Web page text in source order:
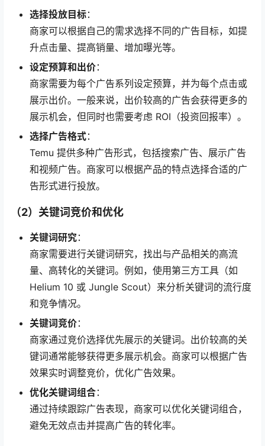
选择投放目标：
商家可以根据自己的需求选择不同的广告目标，如提
升点击量、提高销量、增加曝光等。
设定预算和出价：
商家需要为每个广告系列设定预算，并为每个点击或
展示出价。一般来说，出价较高的广告会获得更多的
展示机会，但同时也需要考虑 ROI（投资回报率）。
选择广告格式：
Temu 提供多种广告形式，包括搜索广告、展示广告
和视频广告。商家可以根据产品的特点选择合适的广
告形式进行投放。
（2）关键词竞价和优化
关键词研究：
商家需要进行关键词研究，找出与产品相关的高流
量、高转化的关键词。例如，使用第三方工具（如
Helium 10 或 Jungle Scout）来分析关键词的流行度
和竞争情况。
关键词竞价：
商家通过竞价选择优先展示的关键词。出价较高的关
键词通常能够获得更多展示机会。商家可以根据广告
效果实时调整竞价，优化广告效果。
优化关键词组合：
通过持续跟踪广告表现，商家可以优化关键词组合，
避免无效点击并提高广告的转化率。